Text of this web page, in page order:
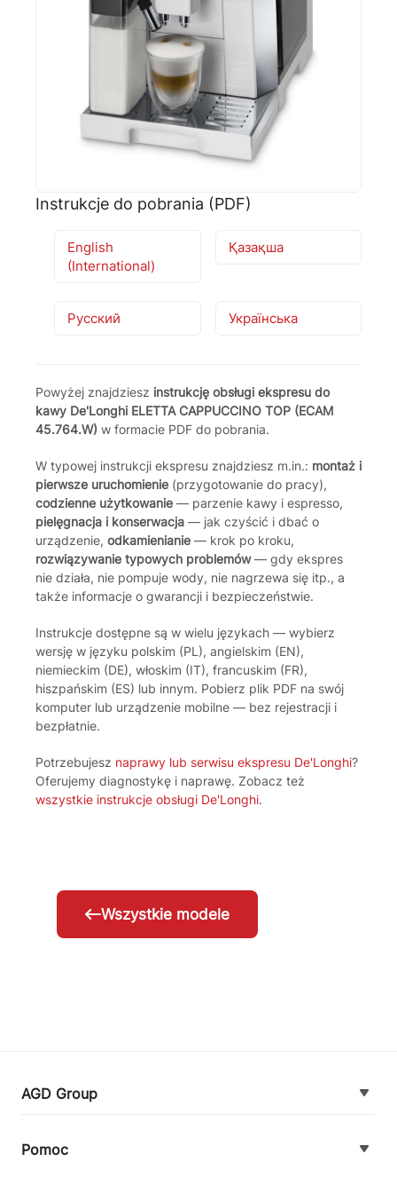
Instrukcje do pobrania (PDF)
English
(International)
Қазақша
Русский Українська
Powyżej znajdziesz instrukcję obsługi ekspresu do
kawy De'Longhi ELETTA CAPPUCCINO TOP (ECAM
45.764.W) w formacie PDF do pobrania.
W typowej instrukcji ekspresu znajdziesz m.in.: montaż i
pierwsze uruchomienie (przygotowanie do pracy),
codzienne użytkowanie — parzenie kawy i espresso,
pielęgnacja i konserwacja — jak czyścić i dbać o
urządzenie, odkamienianie — krok po kroku,
rozwiązywanie typowych problemów— gdy ekspres
nie działa, nie pompuje wody, nie nagrzewa się itp., a
także informacje o gwarancji i bezpieczeństwie.
Instrukcje dostępne są w wielu językach — wybierz
wersję w języku polskim (PL), angielskim (EN),
niemieckim (DE), włoskim (IT), francuskim (FR),
hiszpańskim (ES) lub innym. Pobierz plik PDF na swój
komputer lub urządzenie mobilne — bez rejestracji i
bezpłatnie.
Potrzebujesz naprawy lub serwisu ekspresu De'Longhi?
Oferujemy diagnostykę i naprawę. Zobacz też
wszystkie instrukcje obsługi De'Longhi.
Wszystkie modele
AGD Group
Pomoc
Reklamacja naprawy Reklamacja towaru